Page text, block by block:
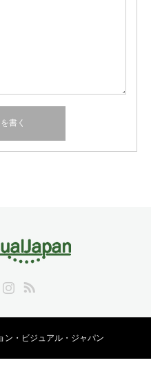
ン・ビジュアル・ジャパン